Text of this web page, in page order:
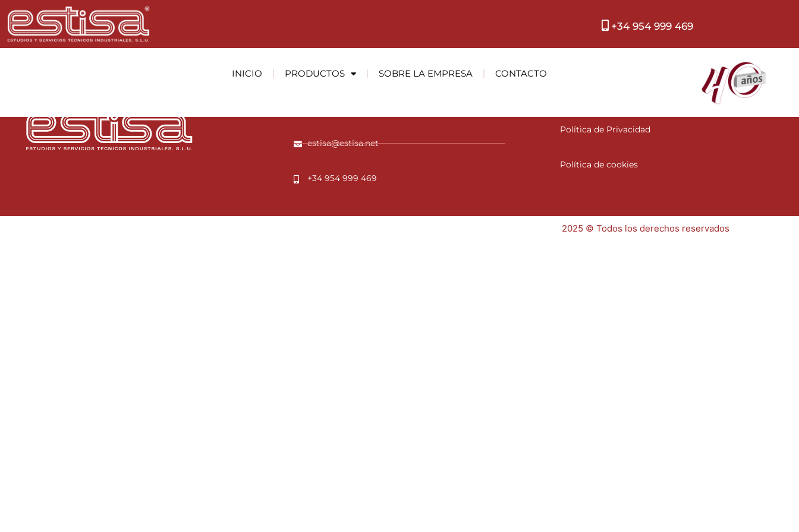
+34 954 999 469
INICIO PRODUCTOS SOBRE LA EMPRESA CONTACTO
Innovación constante
Pol. El Pino. C/ Pino Silvestre, 17. 41016 Sevilla –
estisa@estisa.net
+34 954 999 469
Política de Privacidad
Política de cookies
2025 © Todos los derechos reservados